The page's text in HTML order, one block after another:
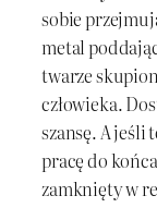
sobie
metal
twarze
człowieka.
szansę. A jeśli
pracę do
zamknięty w